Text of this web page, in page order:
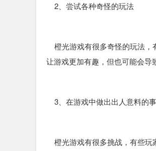
2、尝试各种奇怪的玩法
橙光游戏有很多奇怪的玩法，
让游戏更加有趣，但也可能会导
3、在游戏中做出出人意料的
橙光游戏有很多挑战，有些玩